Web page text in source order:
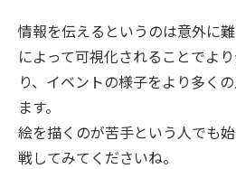
情報を伝えるというのは意外に
によって可視化されることでよ
り、イベントの様子をより多く
ます。
絵を描くのが苦手という人でも
戦してみてくださいね。